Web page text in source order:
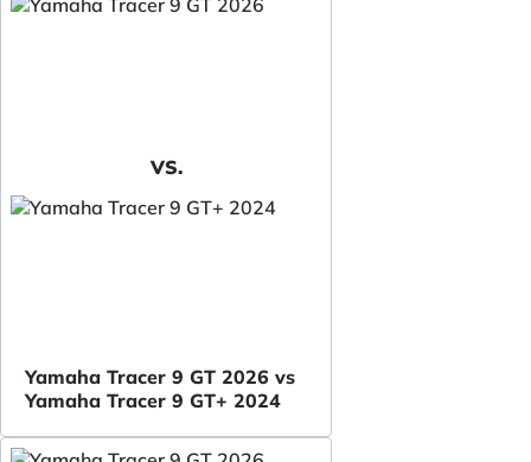
VS.
Yamaha Tracer 9 GT 2026 vs
Yamaha Tracer 9 GT+ 2024